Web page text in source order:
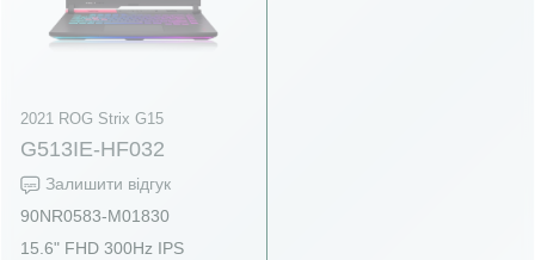
2021 ROG Strix G15
G513IE-HF032
Залишити відгук
90NR0583-M01830
15.6" FHD 300Hz IPS